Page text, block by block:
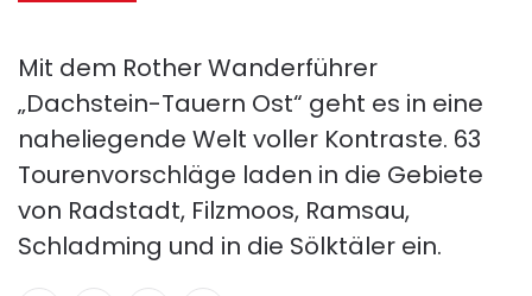
Mit dem Rother Wanderführer
„Dachstein-Tauern Ost“ geht es in eine
naheliegende Welt voller Kontraste. 63
Tourenvorschläge laden in die Gebiete
von Radstadt, Filzmoos, Ramsau,
Schladming und in die Sölktäler ein.